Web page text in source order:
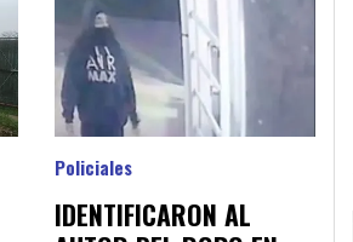
IDENTIFICARON AL
Policiales